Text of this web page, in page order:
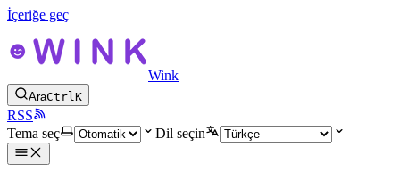
İçeriğe geç
Wink
AraCtrlK
RSS
Tema seç
Dil seçin